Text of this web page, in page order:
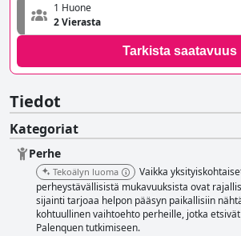
1 Huone
2 Vierasta
Tarkista saatavuus
Tiedot
Kategoriat
Perhe
Tekoälyn luoma
Vaikka
perheystävällisistä mukavuuksista ovat
sijainti tarjoaa helpon pääsyn paikallisiin
kohtuullinen vaihtoehto perheille, jotka
Palenquen tutkimiseen.